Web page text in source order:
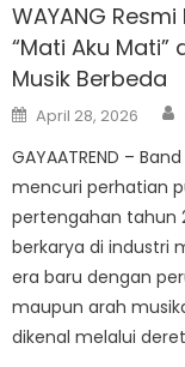
WAYANG
“Mati Aku
Musik Berbeda
Posted
on
April 28, 2026
GAYAATREND –
mencuri perhatian
pertengahan tahun
berkarya di industri
era baru dengan
maupun arah
dikenal melalui